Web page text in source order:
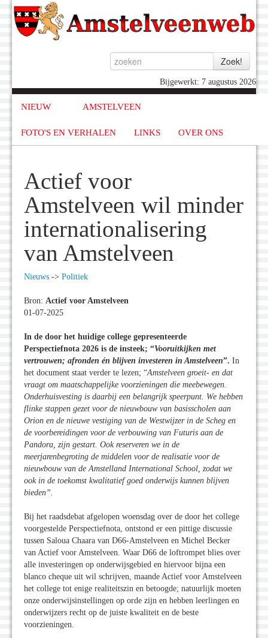
Bijgewerkt: 7 augustus 2026
NIEUW AMSTELVEEN
FOTO'S EN VERHALEN LINKS OVER ONS
Actief voor
Amstelveen wil minder
internationalisering
van Amstelveen
Nieuws -> Politiek
Bron: Actief voor Amstelveen
01-07-2025
In de door het huidige college gepresenteerde
Perspectiefnota 2026 is de insteek; “Vooruitkijken met
vertrouwen; afronden én blijven investeren in Amstelveen”. In
het document staat verder te lezen; “Amstelveen groeit- en dat
vraagt om maatschappelijke voorzieningen die meebewegen.
Onderhuisvesting is daarbij een belangrijk speerpunt. We hebben
flinke stappen gezet voor de nieuwbouw van basisscholen aan
Orion en de nieuwe vestiging van de Westwijzer in de Scheg en
de voorbereidingen voor de verbouwing van Futuris aan de
Pandora, zijn gestart. Ook reserveren we in de
meerjarenbegroting de middelen voor de realisatie voor de
nieuwbouw van de Amstelland International School, zodat we
ook in de toekomst kwalitatief goed onderwijs kunnen blijven
bieden”.
Bij het raadsdebat afgelopen woensdag over de door het college
voorgestelde Perspectiefnota, ontstond er een pittige discussie
tussen Saloua Chaara van D66-Amstelveen en Michel Becker
van Actief voor Amstelveen. Waar D66 de loftrompet blies over
alle investeringen op onderwijsgebied en hiervoor bijna een
blanco cheque uit wil schrijven, maande Actief voor Amstelveen
het college tot enige realiteitszin en betoogde; natuurlijk moeten
onze onderwijsinstellingen op orde zijn en hebben leerlingen en
onderwijzers recht op de juiste kwaliteit en de beste
voorzieningen.